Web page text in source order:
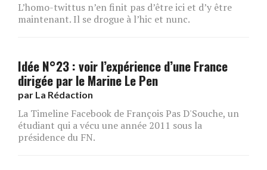
L’homo-twittus n’en finit pas d’être ici et d’y être
maintenant. Il se drogue à l’hic et nunc.
Idée N°23 : voir l’expérience d’une France
dirigée par le Marine Le Pen
par La Rédaction
La Timeline Facebook de François Pas D'Souche, un
étudiant qui a vécu une année 2011 sous la
présidence du FN.